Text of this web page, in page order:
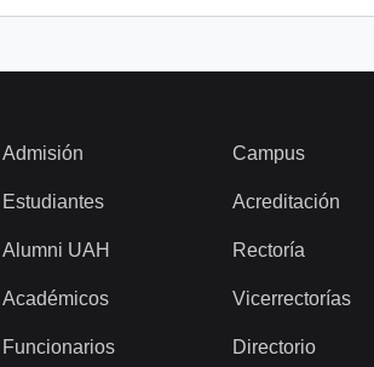
Admisión
Estudiantes
Alumni UAH
Académicos
Funcionarios
Campus
Acreditación
Rectoría
Vicerrectorías
Directorio